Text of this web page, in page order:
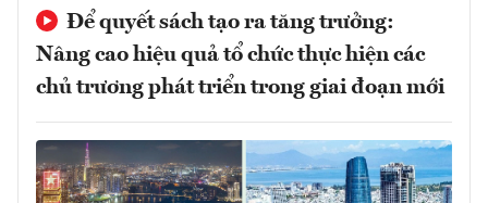
Để quyết sách tạo ra tăng trưởng:
Nâng cao hiệu quả tổ chức thực hiện các
chủ trương phát triển trong giai đoạn mới